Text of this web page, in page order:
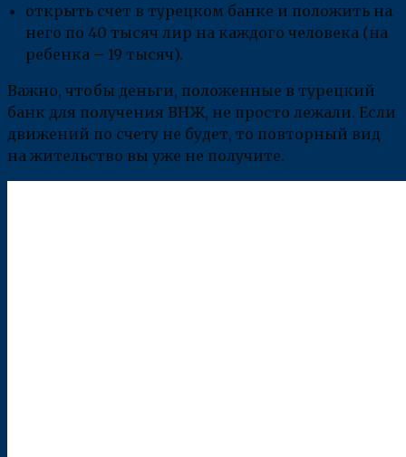
открыть счет в турецком банке и положить на
него по 40 тысяч лир на каждого человека (на
ребенка – 19 тысяч).
Важно, чтобы деньги, положенные в турецкий
банк для получения ВНЖ, не просто лежали. Если
движений по счету не будет, то повторный вид
на жительство вы уже не получите.